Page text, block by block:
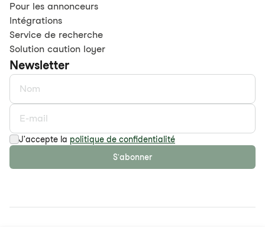
Pour les annonceurs
Intégrations
Service de recherche
Solution caution loyer
Newsletter
J'accepte la politique de confidentialité
S'abonner